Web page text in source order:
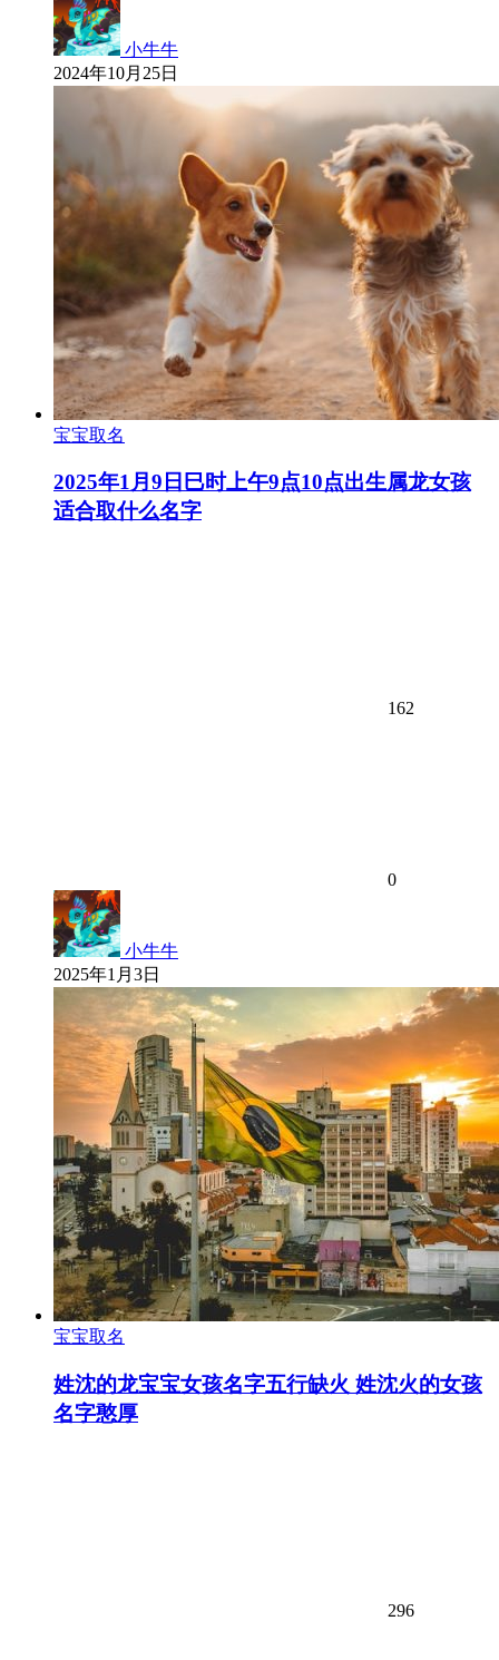
小牛牛
2024年10月25日
宝宝取名
2025年1月9日巳时上午9点10点出生属龙女孩
适合取什么名字
162
0
小牛牛
2025年1月3日
宝宝取名
姓沈的龙宝宝女孩名字五行缺火 姓沈火的女孩
名字憨厚
296